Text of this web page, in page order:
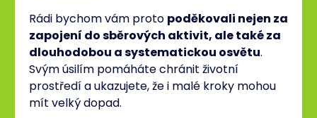
Rádi bychom vám proto poděkovali nejen za
zapojení do sběrových aktivit, ale také za
dlouhodobou a systematickou osvětu.
Svým úsilím pomáháte chránit životní
prostředí a ukazujete, že i malé kroky mohou
mít velký dopad.